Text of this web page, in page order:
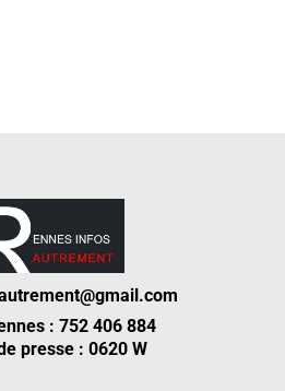
: 752 406 884
presse : 0620 W